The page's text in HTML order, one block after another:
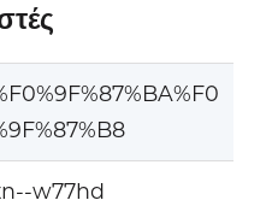
w77hd